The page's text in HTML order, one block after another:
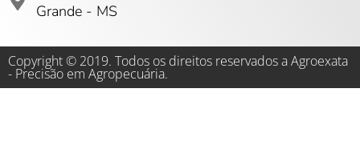
Grande - MS
Copyright © 2019. Todos os direitos reservados a Agroexata
- Precisão em Agropecuária.